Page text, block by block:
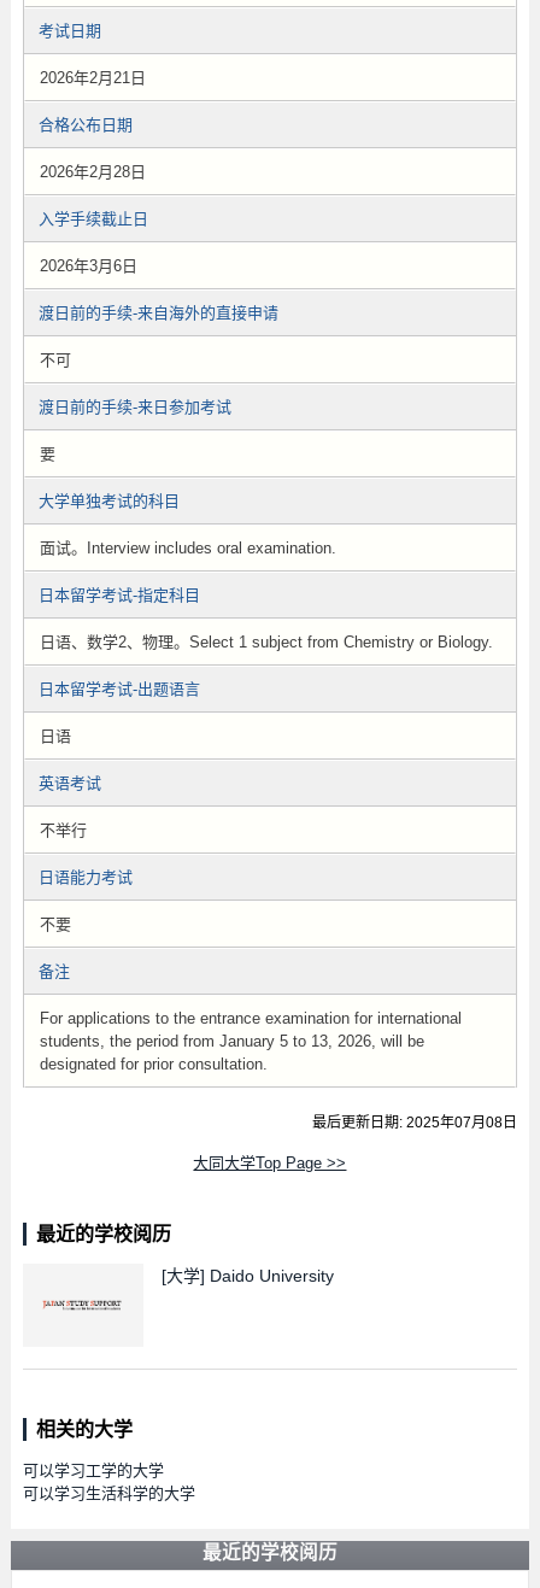
考试日期
2026年2月21日
合格公布日期
2026年2月28日
入学手续截止日
2026年3月6日
渡日前的手续-来自海外的直接申请
不可
渡日前的手续-来日参加考试
要
大学单独考试的科目
面试。Interview includes oral examination.
日本留学考试-指定科目
日语、数学2、物理。Select 1 subject from Chemistry or Biology.
日本留学考试-出题语言
日语
英语考试
不举行
日语能力考试
不要
备注
For applications to the entrance examination for international
students, the period from January 5 to 13, 2026, will be
designated for prior consultation.
最后更新日期: 2025年07月08日
大同大学Top Page >>
最近的学校阅历
[大学] Daido University
相关的大学
可以学习工学的大学
可以学习生活科学的大学
最近的学校阅历